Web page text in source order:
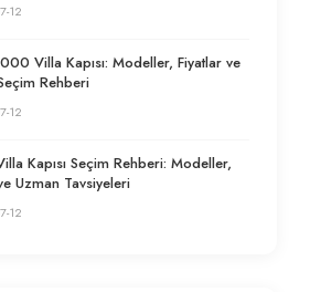
12
Villa Kapısı: Modeller, Fiyatlar ve
Rehberi
12
Kapısı Seçim Rehberi: Modeller,
Uzman Tavsiyeleri
12